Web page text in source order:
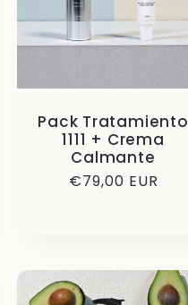
Pack Tratamiento
1111 + Crema
Calmante
Precio
€79,00 EUR